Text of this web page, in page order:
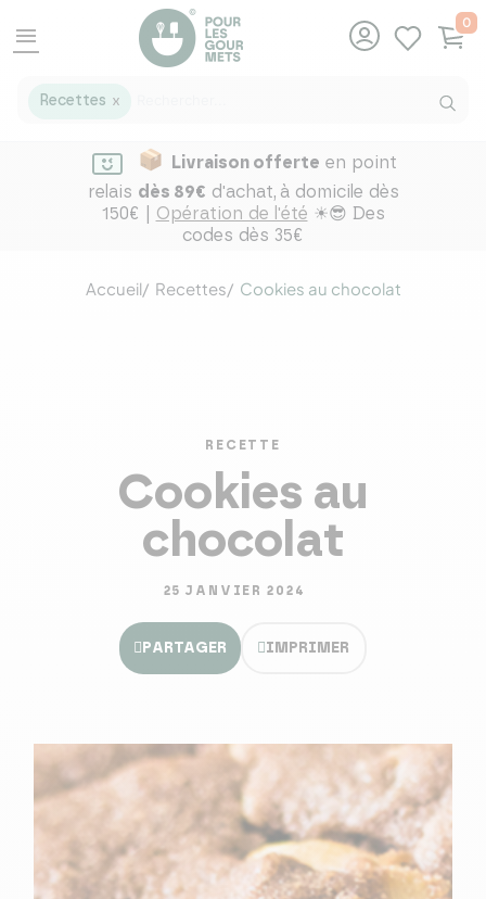
menu
Recettes X
0
Livraison offerte en point
relais dès 89€ d'achat, à domicile dès
150€ | Opération de l'été ☀😎 Des
codes dès 35€
Accueil Recettes Cookies au chocolat
RECETTE
Cookies au
chocolat
25 JANVIER 2024
PARTAGER IMPRIMER